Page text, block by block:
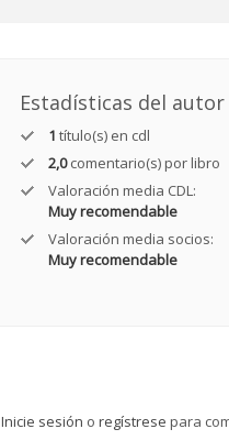
Estadísticas del autor
1 título(s) en cdl
2,0comentario(s) por libro
Valoración media CDL:
Muy recomendable
Valoración media socios:
Muy recomendable
Inicie sesión o regístrese para